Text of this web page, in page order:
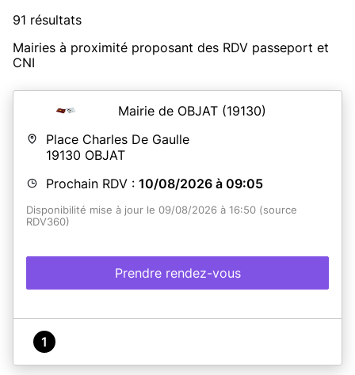
91 résultats
Mairies à proximité proposant des RDV passeport et
CNI
Mairie de OBJAT (19130)
Place Charles De Gaulle
19130 OBJAT
Prochain RDV : 10/08/2026 à 09:05
Disponibilité mise à jour le 09/08/2026 à 16:50 (source
RDV360)
Prendre rendez-vous
1